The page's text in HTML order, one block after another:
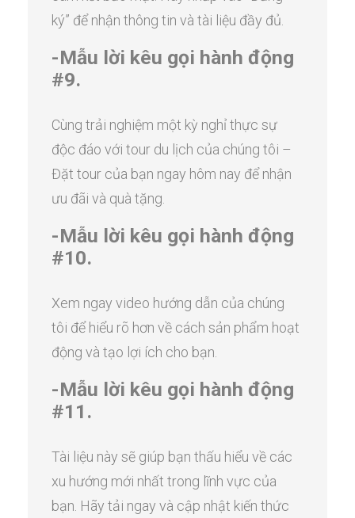
ký” để nhận thông tin và tài liệu đầy đủ.
-Mẫu lời kêu gọi hành động
#9.
Cùng trải nghiệm một kỳ nghỉ thực sự
độc đáo với tour du lịch của chúng tôi –
Đặt tour của bạn ngay hôm nay để nhận
ưu đãi và quà tặng.
-Mẫu lời kêu gọi hành động
#10.
Xem ngay video hướng dẫn của chúng
tôi để hiểu rõ hơn về cách sản phẩm hoạt
động và tạo lợi ích cho bạn.
-Mẫu lời kêu gọi hành động
#11.
Tài liệu này sẽ giúp bạn thấu hiểu về các
xu hướng mới nhất trong lĩnh vực của
bạn. Hãy tải ngay và cập nhật kiến thức